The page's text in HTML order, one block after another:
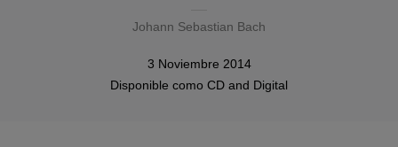
Johann Sebastian Bach
3 Noviembre 2014
Disponible como CD and Digital